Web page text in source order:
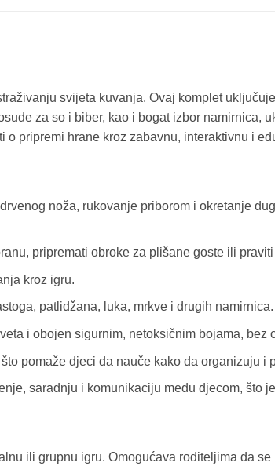
svijeta kuvanja. Ovaj komplet
za so i biber, kao i bogat izbor namirnica,
pripremi hrane kroz zabavnu, interaktivnu i
noža, rukovanje priborom i okretanje
pripremati obroke za plišane goste ili
kroz igru.
patlidžana, luka, mrkve i drugih namirnica.
i obojen sigurnim, netoksičnim bojama, bez
pomaže djeci da nauče kako da organizuju i
saradnju i komunikaciju među djecom, što
ili grupnu igru. Omogućava roditeljima da